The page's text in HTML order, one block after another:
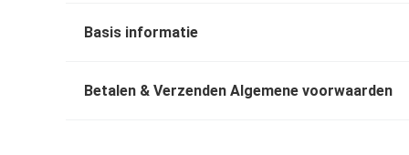
Basis informatie
Betalen & Verzenden Algemene voorwaarden